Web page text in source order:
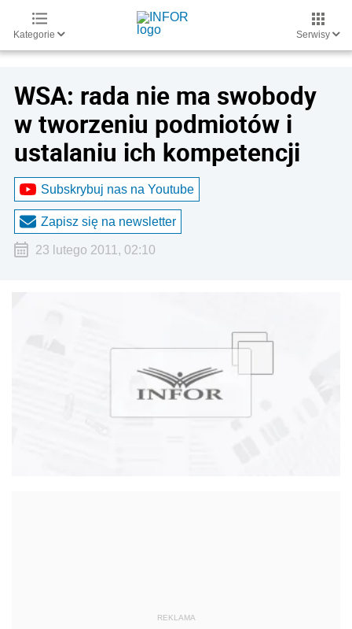
Kategorie Serwisy
WSA: rada nie ma swobody
w tworzeniu podmiotów i
ustalaniu ich kompetencji
Subskrybuj nas na Youtube
Zapisz się na newsletter
23 lutego 2011, 02:10